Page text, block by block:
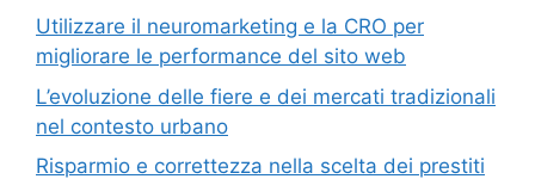
Utilizzare il neuromarketing e la CRO per
migliorare le performance del sito web
L’evoluzione delle fiere e dei mercati tradizionali
nel contesto urbano
Risparmio e correttezza nella scelta dei prestiti